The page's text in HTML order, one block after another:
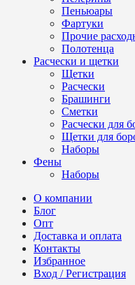
Пеньюары
Фартуки
Прочие
Полотенца
Расчески и щетки
Щетки
Расчески
Брашинги
Сметки
Расчески для
Щетки для
Наборы
Фены
Наборы
О компании
Блог
Опт
Доставка и оплата
Контакты
Избранное
Вход / Регистрация